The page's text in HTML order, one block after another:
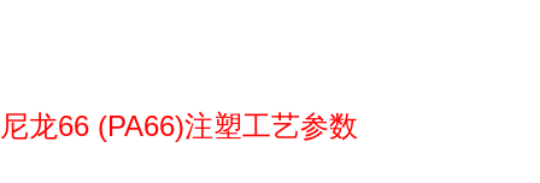
尼龙66 (PA66)注塑工艺参数